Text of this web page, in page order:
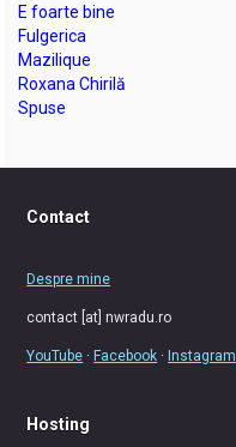
E foarte bine
Fulgerica
Mazilique
Roxana Chirilă
Spuse
Contact
Despre mine
contact [at] nwradu.ro
YouTube ·Facebook ·Instagram
Hosting